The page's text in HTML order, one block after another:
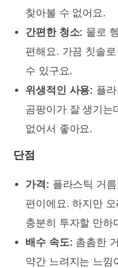
찾아볼 수 없어요.
간편한 청소: 물로
편해요. 가끔 칫솔
수 있구요.
위생적인 사용: 플
곰팡이가 잘 생기는
없어서 좋아요.
단점
가격: 플라스틱 거
편이에요. 하지만
충분히 투자할 만하
배수 속도: 촘촘한
약간 느려지는 느낌